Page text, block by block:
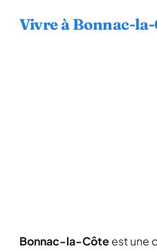
Vivre à Bonnac-
Bonnac-la-Côteest une